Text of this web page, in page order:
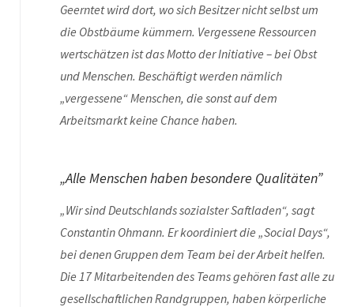
Geerntet wird dort, wo sich Besitzer nicht selbst um
die Obstbäume kümmern. Vergessene Ressourcen
wertschätzen ist das Motto der Initiative – bei Obst
und Menschen. Beschäftigt werden nämlich
„vergessene“ Menschen, die sonst auf dem
Arbeitsmarkt keine Chance haben.
„Alle Menschen haben besondere Qualitäten”
„Wir sind Deutschlands sozialster Saftladen“, sagt
Constantin Ohmann. Er koordiniert die „Social Days“,
bei denen Gruppen dem Team bei der Arbeit helfen.
Die 17 Mitarbeitenden des Teams gehören fast alle zu
gesellschaftlichen Randgruppen, haben körperliche